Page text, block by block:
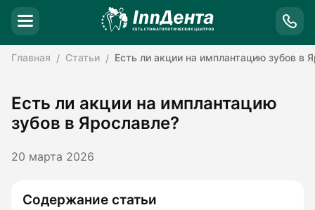
Главная Статьи Есть ли акции на имплантацию зубов в
Есть ли акции на имплантацию
зубов в Ярославле?
20 марта 2026
Содержание статьи